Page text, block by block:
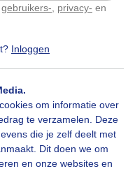
gebruikers- privacy- en
Inloggen
om informatie over
te verzamelen. Deze
die je zelf deelt met
Dit doen we om
en onze websites en
passen